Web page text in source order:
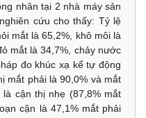
nhân tại 2 nhà máy sản
cứu cho thấy: Tỷ lệ
mắt là 65,2%, khô môi là
mắt là 34,7%, chảy nước
đo khúc xạ kế tự động
mắt phải là 90,0% và mắt
cận thị nhẹ (87,8% mắt
cận là 47,1% mắt phải